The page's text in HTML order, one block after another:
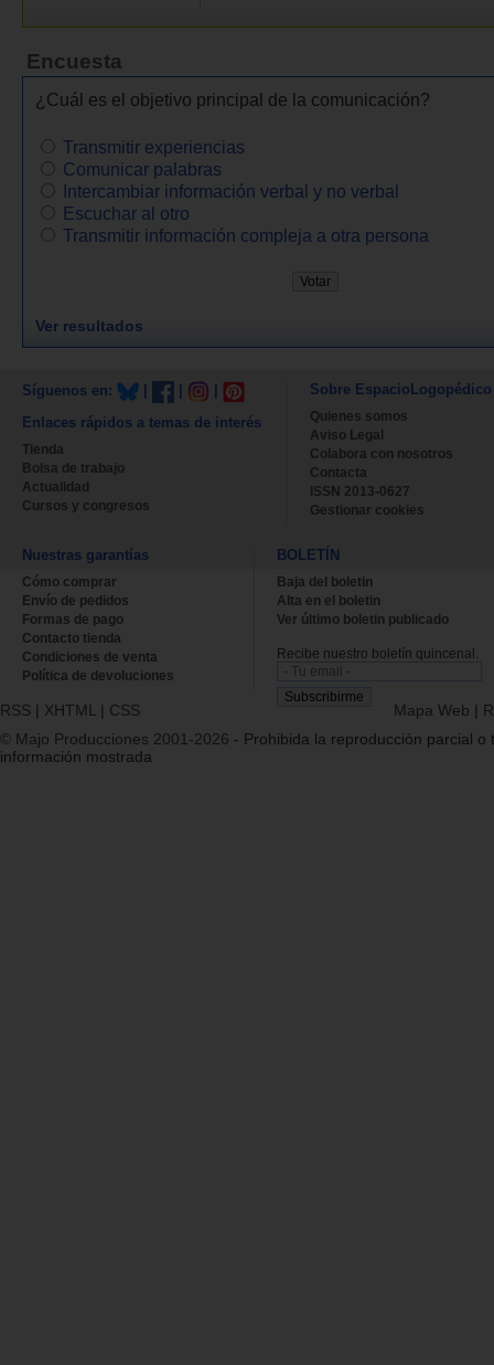
Encuesta
¿Cuál es el objetivo principal de la comunicación?
Transmitir experiencias
Comunicar palabras
Intercambiar información verbal y no verbal
Escuchar al otro
Transmitir información compleja a otra persona
Ver resultados
Síguenos en:
Enlaces rápidos a temas de interés
Tienda
Bolsa de trabajo
Actualidad
Cursos y congresos
Sobre EspacioLogopédico
Quienes somos
Aviso Legal
Colabora con nosotros
Contacta
ISSN 2013-0627
Gestionar cookies
Nuestras garantías
Cómo comprar
Envío de pedidos
Formas de pago
Contacto tienda
Condiciones de venta
Política de devoluciones
BOLETÍN
Baja del boletin
Alta en el boletin
Ver último boletin publicado
Recibe nuestro boletín quincenal.
RSS | XHTML | CSS Mapa Web |
© Majo Producciones 2001-2026 - Prohibida la reproducción parcial o
información mostrada